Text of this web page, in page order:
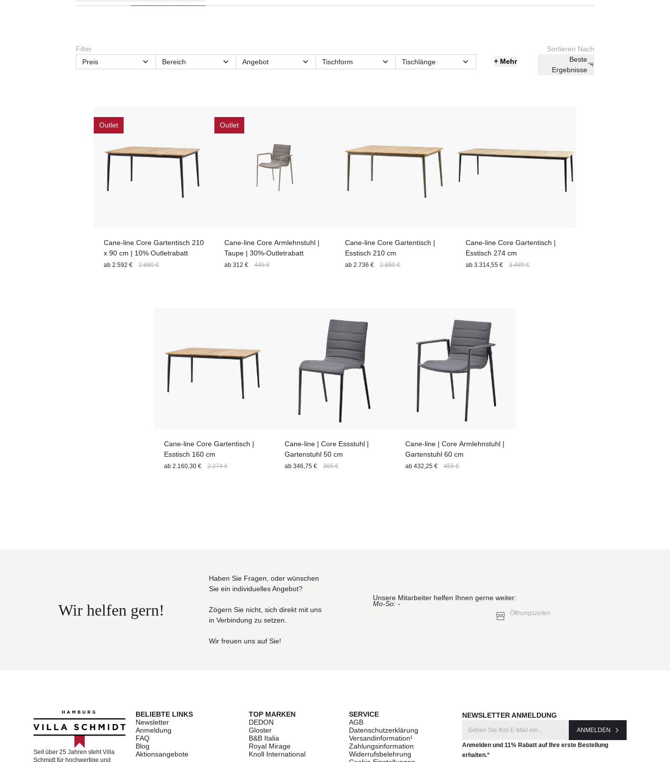
Filter
Preis
Bereich Angebot Tischform
Tischlänge
Tischbreite
Tischgröße
+ Mehr
Sortieren Nach
Beste
Ergebnisse
Outlet
Cane-line Core Gartentisch 210
x 90 cm | 10% Outletrabatt
ab 2.592 € 2.880 €
Outlet
Cane-line Core Armlehnstuhl |
Taupe | 30%-Outletrabatt
ab 312 € 445 €
Cane-line Core Gartentisch |
Esstisch 210 cm
ab 2.736 € 2.880 €
Cane-line Core Gartentisch |
Esstisch 274 cm
ab 3.314,55 € 3.489 €
Cane-line Core Gartentisch |
Esstisch 160 cm
ab 2.160,30 € 2.274 €
Cane-line | Core Essstuhl |
Gartenstuhl 50 cm
ab 346,75 € 365 €
Cane-line | Core Armlehnstuhl |
Gartenstuhl 60 cm
ab 432,25 € 455 €
Wir helfen gern!
Haben Sie Fragen, oder wünschen
Sie ein individuelles Angebot?
Zögern Sie nicht, sich direkt mit uns
in Verbindung zu setzen.
Wir freuen uns auf Sie!
Unsere Mitarbeiter helfen Ihnen gerne weiter:
Mo-So: -
Öffnungszeiten
Seit über 25 Jahren steht Villa
Schmidt für hochwertige und
BELIEBTE LINKS
Newsletter
Anmeldung
FAQ
Blog
Aktionsangebote
TOP MARKEN
DEDON
Gloster
B&B Italia
Royal Mirage
Knoll International
SERVICE
AGB
Datenschutzerklärung
Versandinformation¹
Zahlungsinformation
Widerrufsbelehrung
NEWSLETTER ANMELDUNG
ANMELDEN
Anmelden und 11% Rabatt auf Ihre erste Bestellung
erhalten.*